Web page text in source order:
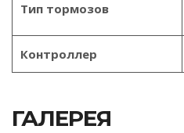
Тип тормозов
Контроллер
ГАЛЕРЕЯ